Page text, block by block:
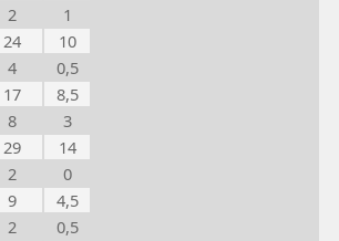
2
1
24
10
4
0,5
17
8,5
8
3
29
14
2
0
9
4,5
2
0,5